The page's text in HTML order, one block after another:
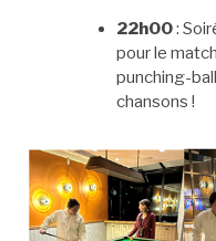
22h00:
pour le
punching-
chansons !